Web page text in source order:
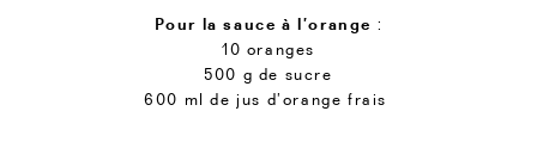
Pour la sauce à l’orange :
10 oranges
500 g de sucre
600 ml de jus d’orange frais